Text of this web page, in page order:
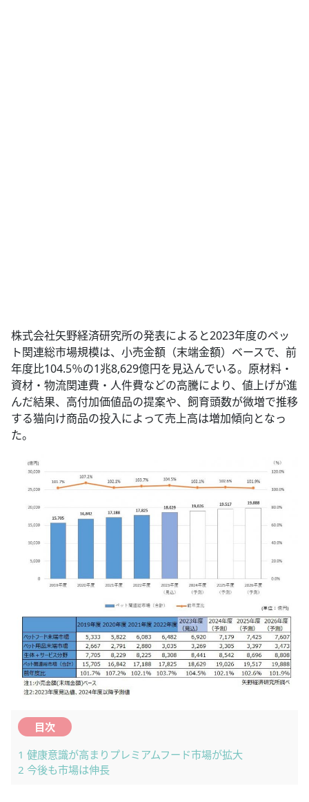
株式会社矢野経済研究所の発表によると2023年度のペッ
ト関連総市場規模は、小売金額（末端金額）ベースで、前
年度比104.5％の1兆8,629億円を見込んでいる。原材料・
資材・物流関連費・人件費などの高騰により、値上げが進
んだ結果、高付加価値品の提案や、飼育頭数が微増で推移
する猫向け商品の投入によって売上高は増加傾向となっ
た。
目次
1 健康意識が高まりプレミアムフード市場が拡大
2 今後も市場は伸長